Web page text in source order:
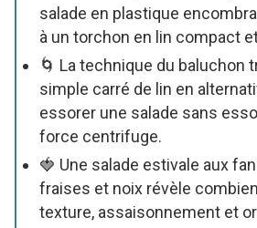
salade en plastique
à un torchon en lin compact
🌀 La technique du baluchon
simple carré de lin en
essorer une salade sans
force centrifuge.
🍓 Une salade estivale aux
fraises et noix révèle
texture, assaisonnement et